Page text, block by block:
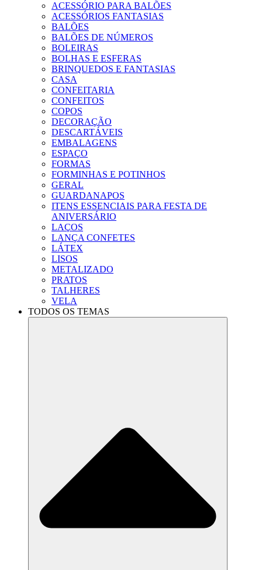
ACESSÓRIO PARA BALÕES
ACESSÓRIOS FANTASIAS
BALÕES
BALÕES DE NÚMEROS
BOLEIRAS
BOLHAS E ESFERAS
BRINQUEDOS E FANTASIAS
CASA
CONFEITARIA
CONFEITOS
COPOS
DECORAÇÃO
DESCARTÁVEIS
EMBALAGENS
ESPAÇO
FORMAS
FORMINHAS E POTINHOS
GERAL
GUARDANAPOS
ITENS ESSENCIAIS PARA FESTA DE
ANIVERSÁRIO
LAÇOS
LANÇA CONFETES
LÁTEX
LISOS
METALIZADO
PRATOS
TALHERES
VELA
TODOS OS TEMAS